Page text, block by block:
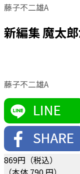
藤子不二雄A
新編集 魔太
藤子不二雄A
869円（税込）